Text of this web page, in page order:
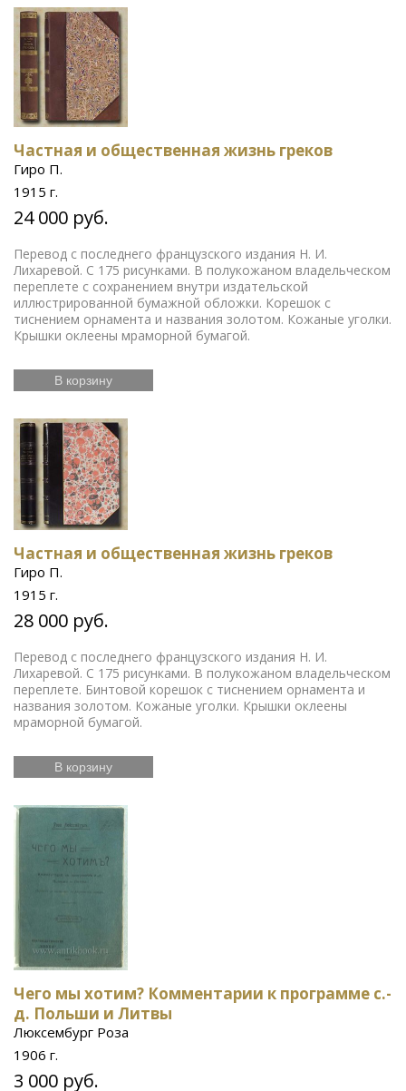
Частная и общественная жизнь греков
Гиро П.
1915 г.
24 000 руб.
Перевод с последнего французского издания Н. И.
Лихаревой. С 175 рисунками. В полукожаном владельческом
переплете с сохранением внутри издательской
иллюстрированной бумажной обложки. Корешок с
тиснением орнамента и названия золотом. Кожаные уголки.
Крышки оклеены мраморной бумагой.
В корзину
Частная и общественная жизнь греков
Гиро П.
1915 г.
28 000 руб.
Перевод с последнего французского издания Н. И.
Лихаревой. С 175 рисунками. В полукожаном владельческом
переплете. Бинтовой корешок с тиснением орнамента и
названия золотом. Кожаные уголки. Крышки оклеены
мраморной бумагой.
В корзину
Чего мы хотим? Комментарии к программе с.-
д. Польши и Литвы
Люксембург Роза
1906 г.
3 000 руб.